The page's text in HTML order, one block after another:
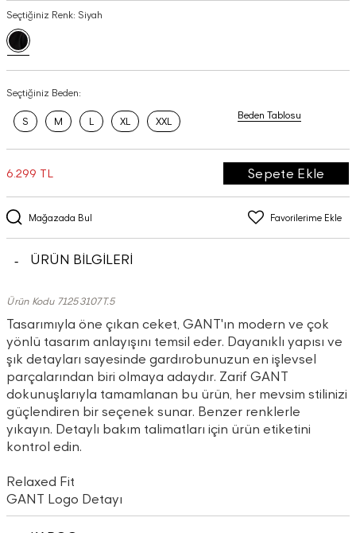
Seçtiğiniz Renk: Siyah
Seçtiğiniz Beden:
S M L XL XXL
Beden Tablosu
Mağazada Bul Favorilerime Ekle
6.299 TL Sepete Ekle
ÜRÜN BİLGİLERİ
Ürün Kodu 71253107T.5
Tasarımıyla öne çıkan ceket, GANT'ın modern ve çok
yönlü tasarım anlayışını temsil eder. Dayanıklı yapısı ve
şık detayları sayesinde gardırobunuzun en işlevsel
parçalarından biri olmaya adaydır. Zarif GANT
dokunuşlarıyla tamamlanan bu ürün, her mevsim stilinizi
güçlendiren bir seçenek sunar. Benzer renklerle
yıkayın. Detaylı bakım talimatları için ürün etiketini
kontrol edin.
Relaxed Fit
GANT Logo Detayı